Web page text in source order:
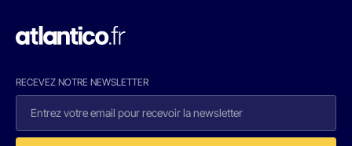
RECEVEZ NOTRE NEWSLETTER